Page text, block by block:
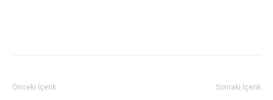
Önceki İçerik Sonraki İçerik